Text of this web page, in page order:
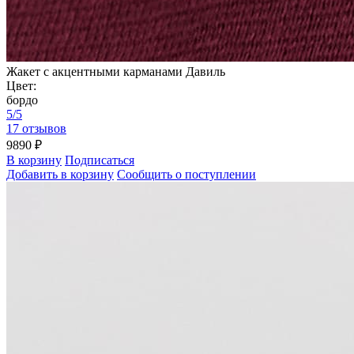
Жакет с акцентными карманами Давиль
Цвет:
бордо
5/5
17 отзывов
9890 ₽
В корзину Подписаться
Добавить в корзину Сообщить о поступлении